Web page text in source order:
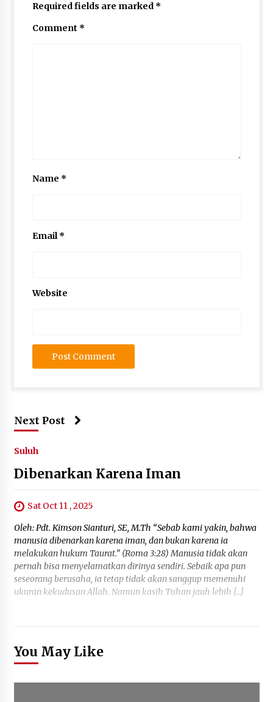
Required fields are marked *
Comment *
Name *
Email*
Website
Next Post
Suluh
Dibenarkan Karena Iman
Sat Oct 11 , 2025
Oleh: Pdt. Kimson Sianturi, SE, M.Th “Sebab kami yakin, bahwa
manusia dibenarkan karena iman, dan bukan karena ia
melakukan hukum Taurat.” (Roma 3:28) Manusia tidak akan
pernah bisa menyelamatkan dirinya sendiri. Sebaik apa pun
seseorang berusaha, ia tetap tidak akan sanggup memenuhi
ukuran kekudusan Allah. Namun kasih Tuhan jauh lebih […]
You May Like